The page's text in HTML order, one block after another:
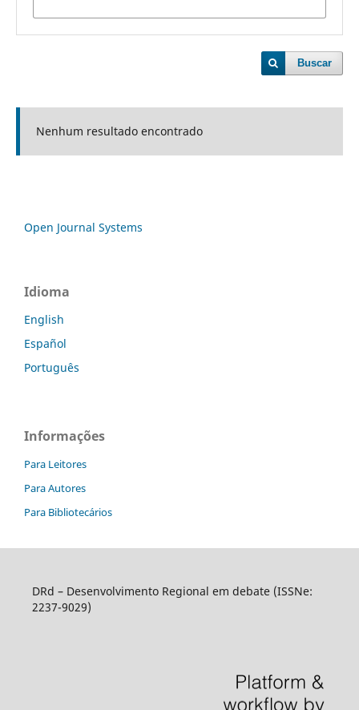
Buscar
Nenhum resultado encontrado
Open Journal Systems
Idioma
English
Español
Português
Informações
Para Leitores
Para Autores
Para Bibliotecários
DRd – Desenvolvimento Regional em debate (ISSNe:
2237-9029)